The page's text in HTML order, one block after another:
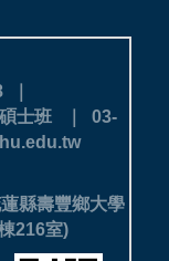
｜
碩士班 ｜ 03-
0202
縣壽豐鄉大學
216室)